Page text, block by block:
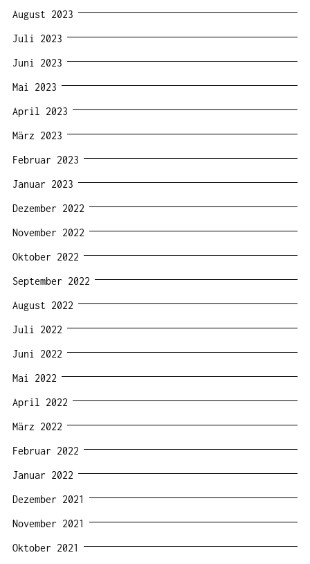
August 2023
Juli 2023
Juni 2023
Mai 2023
April 2023
März 2023
Februar 2023
Januar 2023
Dezember 2022
November 2022
Oktober 2022
September 2022
August 2022
Juli 2022
Juni 2022
Mai 2022
April 2022
März 2022
Februar 2022
Januar 2022
Dezember 2021
November 2021
Oktober 2021